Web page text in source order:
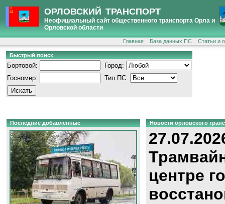
ОРЛОВСКИЙ ТРАНСПОРТ
Неофициальный сайт общественного транспорта Орла и
Орловской области
Главная База данных ПС Статьи и
Быстрый поиск
Бортовой:
Город:
Госномер:
Тип ПС:
Последние добавленные Новости орловского
центре